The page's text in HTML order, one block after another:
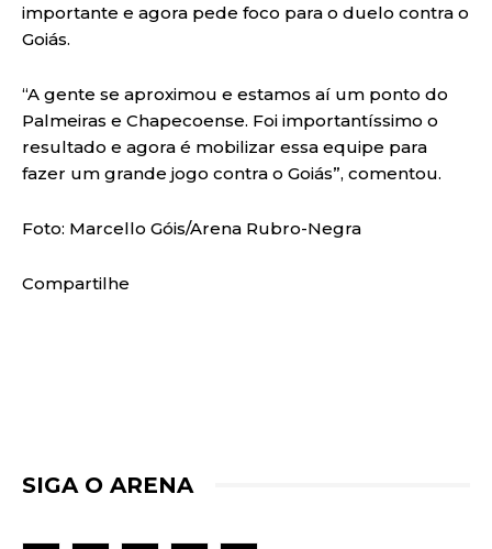
importante e agora pede foco para o duelo contra o
Goiás.
“A gente se aproximou e estamos aí um ponto do
Palmeiras e Chapecoense. Foi importantíssimo o
resultado e agora é mobilizar essa equipe para
fazer um grande jogo contra o Goiás”, comentou.
Foto: Marcello Góis/Arena Rubro-Negra
Compartilhe
SIGA O ARENA